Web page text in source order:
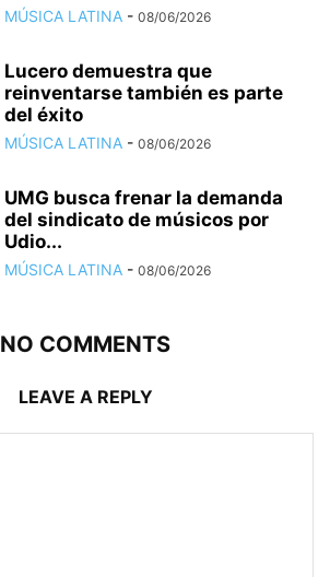
MÚSICA LATINA - 08/06/2026
Lucero demuestra que
reinventarse también es parte
del éxito
MÚSICA LATINA - 08/06/2026
UMG busca frenar la demanda
del sindicato de músicos por
Udio...
MÚSICA LATINA - 08/06/2026
NO COMMENTS
LEAVE A REPLY